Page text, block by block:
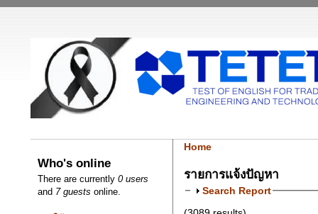
Who's online
There are currently0 users
and 7 guests online.
Home
รายการแจ้งปัญหา
Search Report